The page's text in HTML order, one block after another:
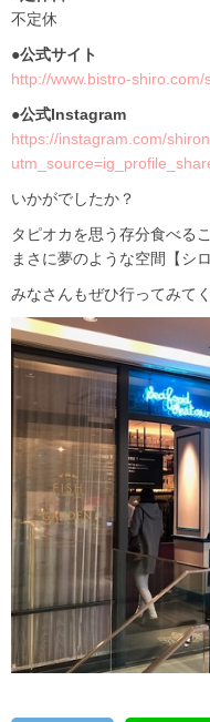
不定休
●公式サイト
http://www.bistro-
●公式Instagram
https://instagram.com/
いかがでしたか？
タピオカを思う存分食べる
まさに夢のような空間【シ
みなさんもぜひ行ってみて